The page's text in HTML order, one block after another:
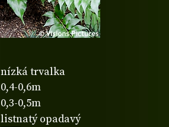
nízká trvalka
0,4-0,6m
0,3-0,5m
listnatý opadavý